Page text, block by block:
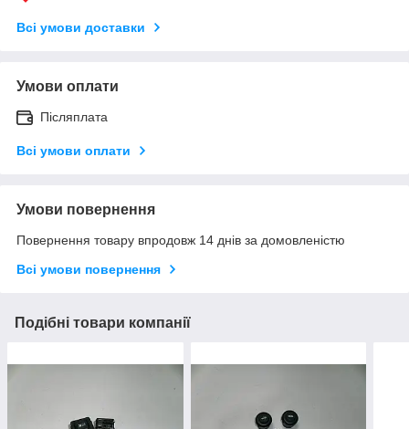
Всі умови доставки
Умови оплати
Післяплата
Всі умови оплати
Умови повернення
Повернення товару впродовж 14 днів за домовленістю
Всі умови повернення
Подібні товари компанії